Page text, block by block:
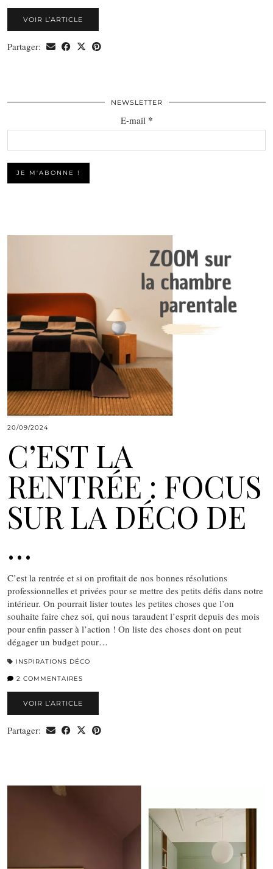
VOIR L’ARTICLE
Partager:
NEWSLETTER
E-mail *
20/09/2024
C’EST LA
RENTRÉE : FOCUS
SUR LA DÉCO DE
…
C’est la rentrée et si on profitait de nos bonnes résolutions
professionnelles et privées pour se mettre des petits défis dans notre
intérieur. On pourrait lister toutes les petites choses que l’on
souhaite faire chez soi, qui nous taraudent l’esprit depuis des mois
pour enfin passer à l’action ! On liste des choses dont on peut
dégager un budget pour…
INSPIRATIONS DÉCO
2 COMMENTAIRES
VOIR L’ARTICLE
Partager: